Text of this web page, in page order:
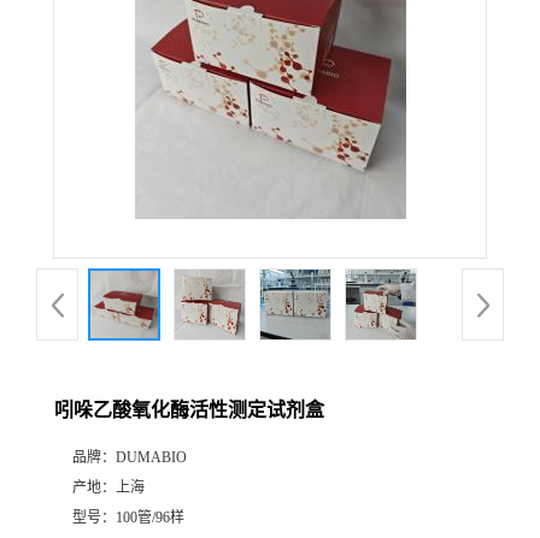
品
吲哚乙酸氧化酶活性测定试剂盒
品牌： DUMABIO
产地： 上海
型号： 100管/96样